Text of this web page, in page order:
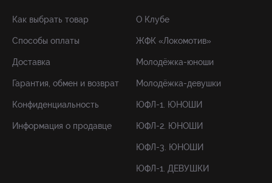
Как выбрать товар
Способы оплаты
Доставка
Гарантия, обмен и возврат
Конфиденциальность
Информация о продавце
О Клубе
ЖФК «Локомотив»
Молодёжка-юноши
Молодёжка-девушки
ЮФЛ-1. ЮНОШИ
ЮФЛ-2. ЮНОШИ
ЮФЛ-3. ЮНОШИ
ЮФЛ-1. ДЕВУШКИ